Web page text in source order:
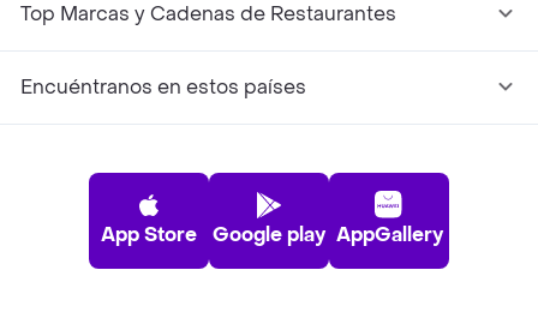
Top Marcas y Cadenas de Restaurantes
Encuéntranos en estos países
App Store Google play AppGallery